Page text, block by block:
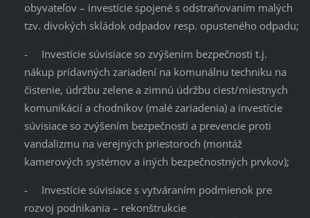
obyvateľov – investície spojené s odstraňovaním malých
tzv. divokých skládok odpadov resp. opusteného odpadu;
- Investície súvisiace so zvýšením bezpečnosti t.j.
nákup prídavných zariadení na komunálnu techniku na
čistenie, údržbu zelene a zimnú údržbu ciest/miestnych
komunikácií a chodníkov (malé zariadenia) a investície
súvisiace so zvýšením bezpečnosti a prevencie proti
vandalizmu na verejných priestoroch (montáž
kamerových systémov a iných bezpečnostných prvkov);
- Investície súvisiace s vytváraním podmienok pre
rozvoj podnikania – rekonštrukcie